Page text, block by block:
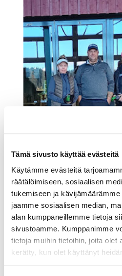
Tämä sivusto käyttää evästeitä
Käytämme evästeitä
räätälöimiseen, sosiaalisen
tukemiseen ja
jaamme sosiaalisen median,
alan kumppaneillemme tietoja
sivustoamme. Kumppanimme
tietoja muihin tietoihin, joita olet
kerätty, kun olet käyttänyt